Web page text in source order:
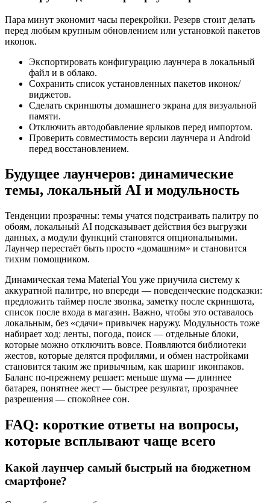
Пара минут экономит часы перекройки. Резерв стоит делать
перед любым крупным обновлением или установкой пакетов
иконок.
Экспортировать конфигурацию лаунчера в локальный
файл и в облако.
Сохранить список установленных пакетов иконок/
виджетов.
Сделать скриншоты домашнего экрана для визуальной
памяти.
Отключить автодобавление ярлыков перед импортом.
Проверить совместимость версии лаунчера и Android
перед восстановлением.
Будущее лаунчеров: динамические
темы, локальный AI и модульность
Тенденции прозрачны: темы учатся подстраивать палитру по
обоям, локальный AI подсказывает действия без выгрузки
данных, а модули функций становятся опциональными.
Лаунчер перестаёт быть просто «домашним» и становится
тихим помощником.
Динамическая тема Material You уже приучила систему к
аккуратной палитре, но впереди — поведенческие подсказки:
предложить таймер после звонка, заметку после скриншота,
список после входа в магазин. Важно, чтобы это оставалось
локальным, без «сдачи» привычек наружу. Модульность тоже
набирает ход: ленты, погода, поиск — отдельные блоки,
которые можно отключить вовсе. Появляются библиотеки
жестов, которые делятся профилями, и обмен настройками
становится таким же привычным, как шаринг иконпаков.
Баланс по‑прежнему решает: меньше шума — длиннее
батарея, понятнее жест — быстрее результат, прозрачнее
разрешения — спокойнее сон.
FAQ: короткие ответы на вопросы,
которые всплывают чаще всего
Какой лаунчер самый быстрый на бюджетном
смартфоне?